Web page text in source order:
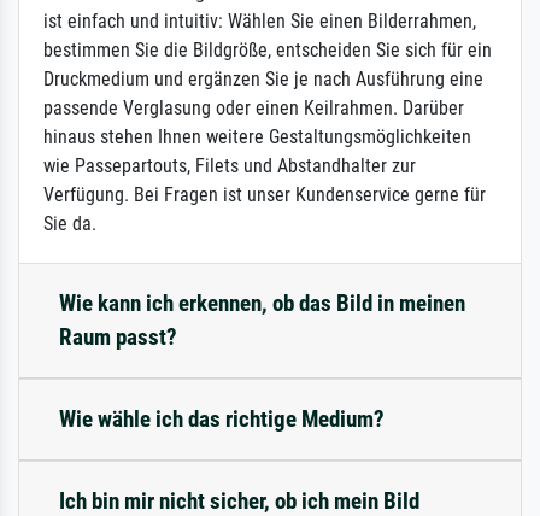
ist einfach und intuitiv: Wählen Sie einen Bilderrahmen,
bestimmen Sie die Bildgröße, entscheiden Sie sich für ein
Druckmedium und ergänzen Sie je nach Ausführung eine
passende Verglasung oder einen Keilrahmen. Darüber
hinaus stehen Ihnen weitere Gestaltungsmöglichkeiten
wie Passepartouts, Filets und Abstandhalter zur
Verfügung. Bei Fragen ist unser Kundenservice gerne für
Sie da.
Wie kann ich erkennen, ob das Bild in meinen
Raum passt?
Wie wähle ich das richtige Medium?
Ich bin mir nicht sicher, ob ich mein Bild